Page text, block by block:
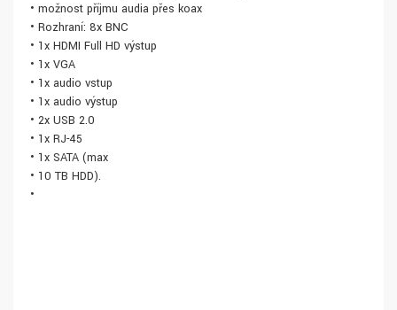
• možnost příjmu audia přes koax
• Rozhraní: 8x BNC
• 1x HDMI Full HD výstup
• 1x VGA
• 1x audio vstup
• 1x audio výstup
• 2x USB 2.0
• 1x RJ-45
• 1x SATA (max
• 10 TB HDD).
•